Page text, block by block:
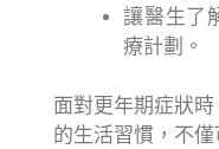
讓醫生了
療計劃。
面對更年期症狀
的生活習慣，不